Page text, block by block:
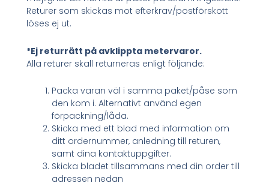
Returer som skickas mot efterkrav/postförskott
löses ej ut.
*Ej returrätt på avklippta metervaror.
Alla returer skall returneras enligt följande:
Packa varan väl i samma paket/påse som
den kom i. Alternativt använd egen
förpackning/låda.
Skicka med ett blad med information om
ditt ordernummer, anledning till returen,
samt dina kontaktuppgifter.
Skicka bladet tillsammans med din order till
adressen nedan